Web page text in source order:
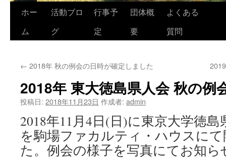
ン
ツ
へ
ス
ホー
ム
活動ブロ
グ
行事予
定
団体概
要
よくある
質問
← 2018年 秋の例会の日時が確定しました
2018年 東大徳島県人会 秋の例
投稿日: 2018年11月23日 作成者: admin
2018年11月4日(日)に東京大学徳
を駒場ファカルティ・ハウスに
た。例会の様子を写真にてお知ら